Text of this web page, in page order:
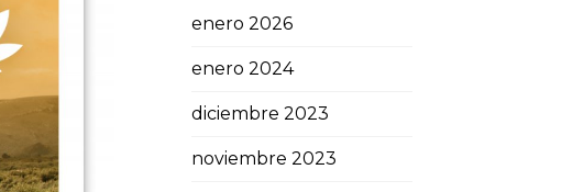
enero 2026
enero 2024
diciembre 2023
noviembre 2023